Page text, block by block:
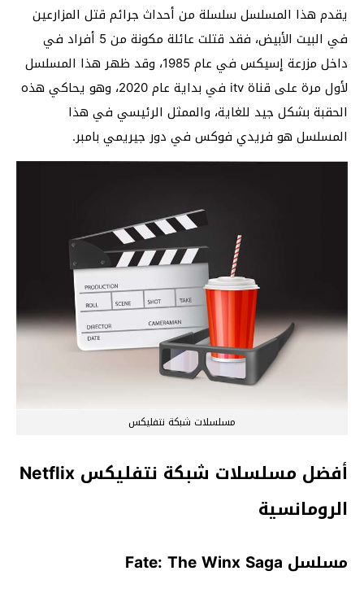
يقدم هذا المسلسل سلسلة من أحداث جرائم قتل المزارعين
في البيت الأبيض، فقد قتلت عائلة مكونة من 5 أفراد في
داخل مزرعة إسيكس في عام 1985، وقد ظهر هذا المسلسل
لأول مرة على قناة itv في بداية عام 2020، وهو يحاكي هذه
الحقبة بشكل جيد للغاية، والممثل الرئيسي في هذا
المسلسل هو فريدي فوكس في دور جيريمي بامبر.
مسلسلات شبكة نتفليكس
أفضل مسلسلات شبكة نتفلیکس Netflix
الرومانسية
مسلسل Fate: The Winx Saga